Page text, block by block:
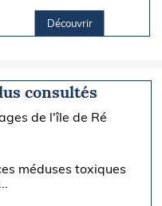
Découvrir
consultés
de l'île de Ré
méduses toxiques